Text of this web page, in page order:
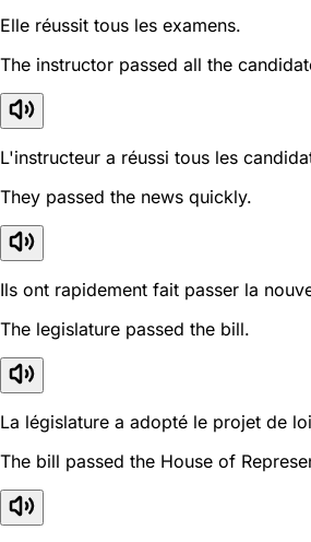
Elle réussit tous les examens.
The instructor passed all the
L'instructeur a réussi tous les
They passed the news quickly.
Ils ont rapidement fait passer la
The legislature passed the bill.
La législature a adopté le projet de
The bill passed the House of